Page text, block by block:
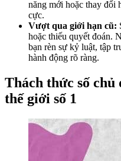
năng mới hoặc thay đổi
cực.
Vượt qua giới hạn cũ:
hoặc thiếu quyết đoán.
bạn rèn sự kỷ luật, tập
hành động rõ ràng.
Thách thức số chủ
thế giới số 1